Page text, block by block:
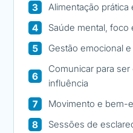
Alimentação prática
Saúde mental,
Gestão emocional
Comunicar para
influência
Movimento e bem-
Sessões de